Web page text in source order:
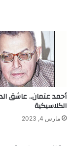
أحمد عتمان.. عاشق
الكلاسيكية
مارس 4, 2023